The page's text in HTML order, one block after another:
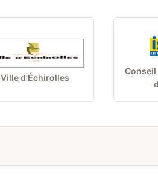
Ville d'Échirolles
Conseil